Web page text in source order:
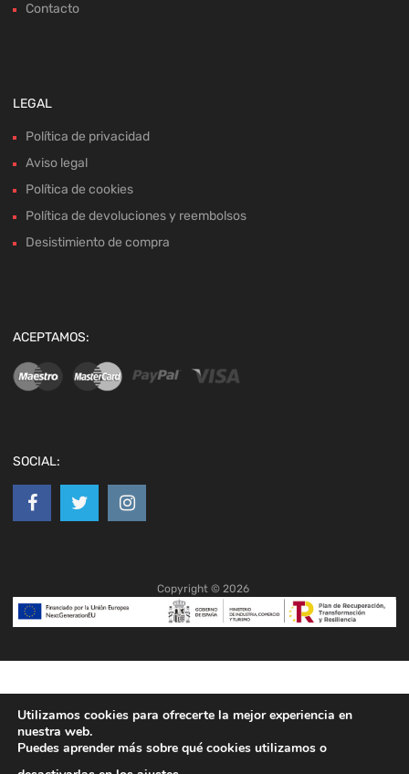
Contacto
LEGAL
Política de privacidad
Aviso legal
Política de cookies
Política de devoluciones y reembolsos
Desistimiento de compra
ACEPTAMOS:
SOCIAL:
Copyright © 2026
Utilizamos cookies para ofrecerte la mejor experiencia en
nuestra web.
Puedes aprender más sobre qué cookies utilizamos o